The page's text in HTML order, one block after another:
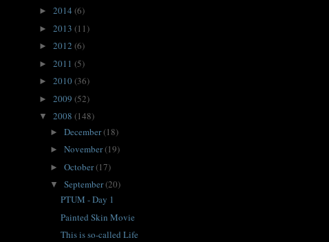
► 2014 (6)
► 2013 (11)
► 2012 (6)
► 2011 (5)
► 2010(36)
► 2009 (52)
▼ 2008 (148)
► December(18)
► November(19)
► October(17)
▼ September(20)
PTUM - Day 1
Painted Skin Movie
This is so-called Life